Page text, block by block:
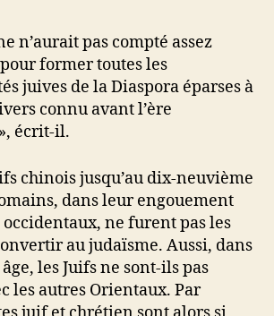
n’aurait pas compté assez
former toutes les
juives de la Diaspora éparses à
connu avant l’ère
écrit-il.
chinois jusqu’au dix-neuvième
dans leur engouement
ne furent pas les
au judaïsme. Aussi, dans
les Juifs ne sont-ils pas
les autres Orientaux. Par